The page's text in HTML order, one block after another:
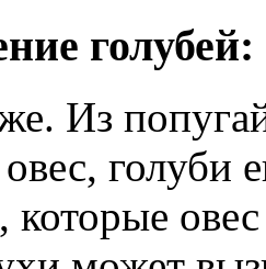
Из
голуби
которые